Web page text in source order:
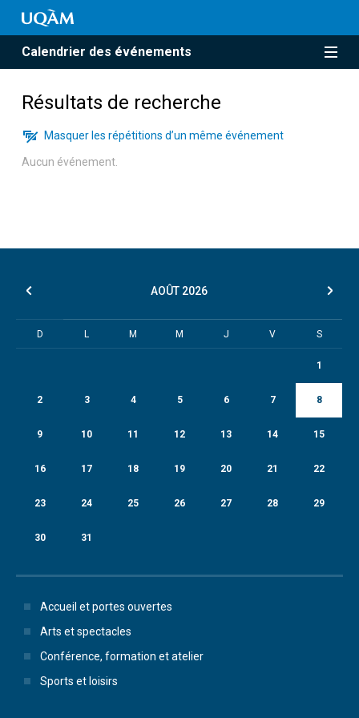
Calendrier des événements
Résultats de recherche
Masquer les répétitions d’un même événement
Aucun événement.
AOÛT 2026
D L M M J V S
1
2 3 4 5 6 7 8
9 10 11 12 13 14 15
16 17 18 19 20 21 22
23 24 25 26 27 28 29
30 31
Accueil et portes ouvertes
Arts et spectacles
Conférence, formation et atelier
Sports et loisirs